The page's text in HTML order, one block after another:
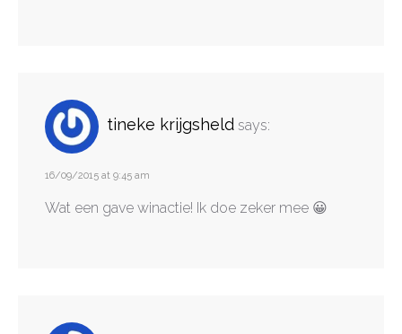
tineke krijgsheld says:
16/09/2015 at 9:45 am
Wat een gave winactie! Ik doe zeker mee 😀